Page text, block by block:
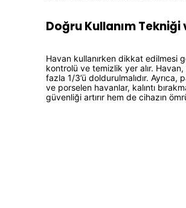
Doğru Kullanım Tekniği
Havan kullanırken dikkat edilmesi
kontrolü ve temizlik yer alır.
fazla 1/3’ü doldurulmalıdır. Ayrıca,
ve porselen havanlar, kalıntı
güvenliği artırır hem de cihazın